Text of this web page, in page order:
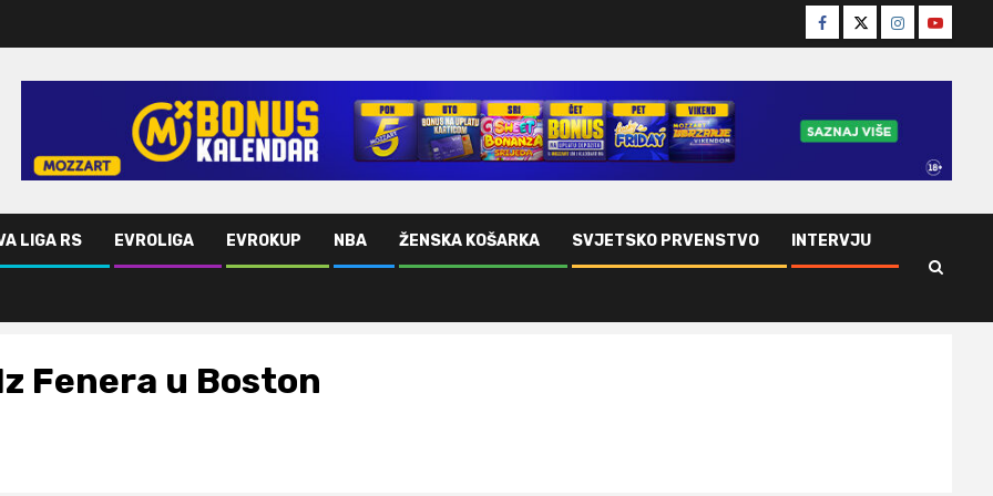
Facebook
TwitterInstagram
Youtube
LIGA RS EVROLIGA EVROKUP NBA ŽENSKA KOŠARKA SVJETSKO PRVENSTVO INTERVJU
Fenera u Boston